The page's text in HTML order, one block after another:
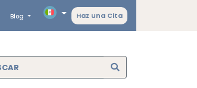
Blog Haz una Cita